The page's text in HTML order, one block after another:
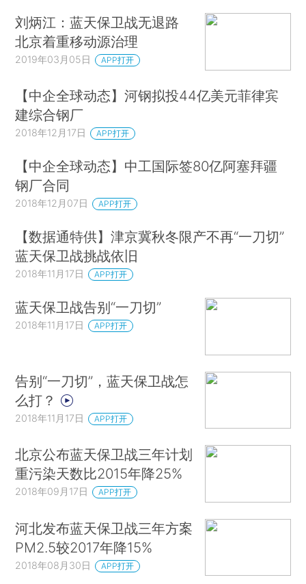
刘炳江：蓝天保卫战无退路
北京着重移动源治理
2019年03月05日 APP打开
【中企全球动态】河钢拟投44亿美元菲律宾
建综合钢厂
2018年12月17日 APP打开
【中企全球动态】中工国际签80亿阿塞拜疆
钢厂合同
2018年12月07日 APP打开
【数据通特供】津京冀秋冬限产不再“一刀切”
蓝天保卫战挑战依旧
2018年11月17日 APP打开
蓝天保卫战告别“一刀切”
2018年11月17日 APP打开
告别“一刀切”，蓝天保卫战怎
么打？
2018年11月17日 APP打开
北京公布蓝天保卫战三年计划
重污染天数比2015年降25%
2018年09月17日 APP打开
河北发布蓝天保卫战三年方案
PM2.5较2017年降15%
2018年08月30日 APP打开